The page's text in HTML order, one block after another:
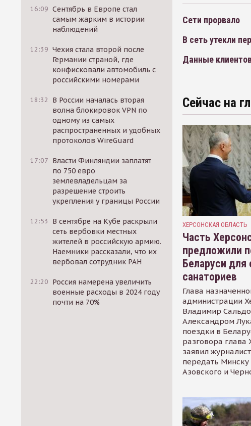
16:09 Сентябрь в Европе стал
самым жарким в истории
наблюдений
12:39 Чехия стала второй после
Германии страной, где
конфисковали автомобиль с
российскими номерами
18:32
В России началась вторая
волна блокировок VPN по
одному из самых
распространенных и удобных
протоколов WireGuard
17:07 Власти Финляндии заплатят
по 750 евро
землевладельцам за
разрешение строить
укрепления у границы России
12:53
В сентябре на Кубе раскрыли
сеть вербовки местных
жителей в российскую армию.
Наемники рассказали, что их
вербовал сотрудник РАН
22:20 Россия намерена увеличить
военные расходы в 2024 году
почти на 70%
Сети прорвало
В сеть утекли
Данные
Сейчас на
ХЕРСОНСКАЯ ОБЛАСТЬ
Часть
предложили
Беларуси для
санаториев
Глава
администрации
Владимир Сальдо
Александром
поездки в
разговора глава
заявил
передать
Азовского и